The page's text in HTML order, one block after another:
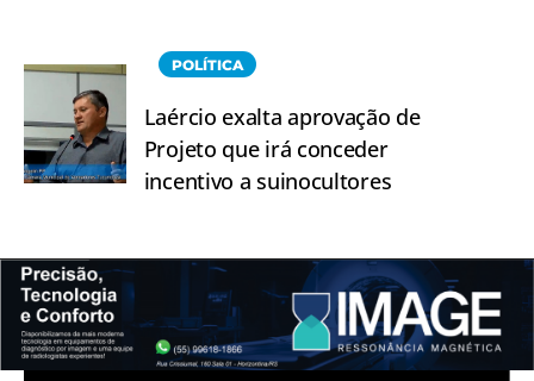
POLÍTICA
Laércio exalta aprovação de
Projeto que irá conceder
incentivo a suinocultores